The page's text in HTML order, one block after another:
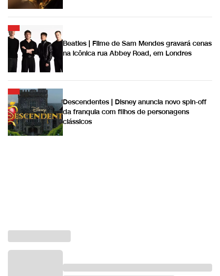
Beatles | Filme de Sam Mendes gravará cenas
na icônica rua Abbey Road, em Londres
Descendentes | Disney anuncia novo spin-off
da franquia com filhos de personagens
clássicos